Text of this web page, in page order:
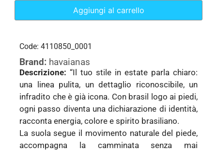
Aggiungi al carrello
Code: 4110850_0001
Brand: havaianas
Descrizione: “Il tuo stile in estate parla chiaro:
una linea pulita, un dettaglio riconoscibile, un
infradito che è già icona. Con brasil logo ai piedi,
ogni passo diventa una dichiarazione di identità,
racconta energia, colore e spirito brasiliano.
La suola segue il movimento naturale del piede,
accompagna la camminata senza mai